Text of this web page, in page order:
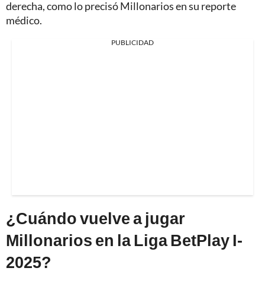
derecha, como lo precisó Millonarios en su reporte
médico.
PUBLICIDAD
¿Cuándo vuelve a jugar
Millonarios en la Liga BetPlay I-
2025?